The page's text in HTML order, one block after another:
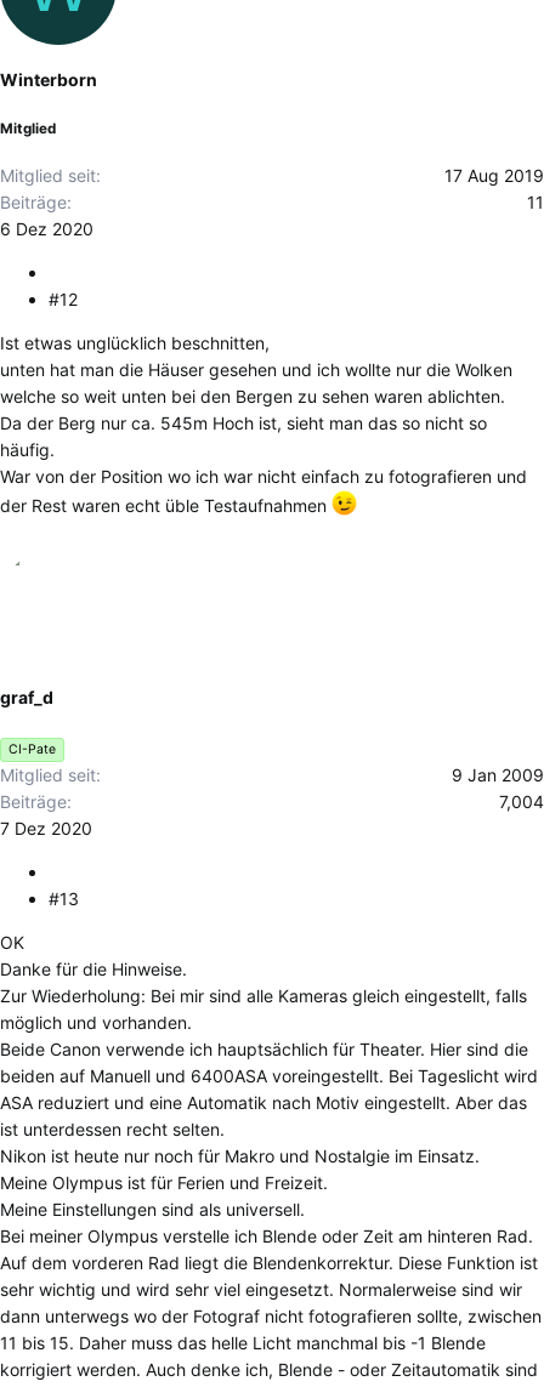
t
n
n
Winterborn
Mitglied
Mitglied seit
17 Aug 2019
Beiträge
11
6 Dez 2020
#12
Ist etwas unglücklich beschnitten,
unten hat man die Häuser gesehen und ich wollte nur die Wolken
welche so weit unten bei den Bergen zu sehen waren ablichten.
Da der Berg nur ca. 545m Hoch ist, sieht man das so nicht so
häufig.
War von der Position wo ich war nicht einfach zu fotografieren und
der Rest waren echt üble Testaufnahmen
graf_d
CI-Pate
Mitglied seit
9 Jan 2009
Beiträge
7,004
7 Dez 2020
#13
OK
Danke für die Hinweise.
Zur Wiederholung: Bei mir sind alle Kameras gleich eingestellt, falls
möglich und vorhanden.
Beide Canon verwende ich hauptsächlich für Theater. Hier sind die
beiden auf Manuell und 6400ASA voreingestellt. Bei Tageslicht wird
ASA reduziert und eine Automatik nach Motiv eingestellt. Aber das
ist unterdessen recht selten.
Nikon ist heute nur noch für Makro und Nostalgie im Einsatz.
Meine Olympus ist für Ferien und Freizeit.
Meine Einstellungen sind als universell.
Bei meiner Olympus verstelle ich Blende oder Zeit am hinteren Rad.
Auf dem vorderen Rad liegt die Blendenkorrektur. Diese Funktion ist
sehr wichtig und wird sehr viel eingesetzt. Normalerweise sind wir
dann unterwegs wo der Fotograf nicht fotografieren sollte, zwischen
11 bis 15. Daher muss das helle Licht manchmal bis -1 Blende
korrigiert werden. Auch denke ich, Blende - oder Zeitautomatik sind